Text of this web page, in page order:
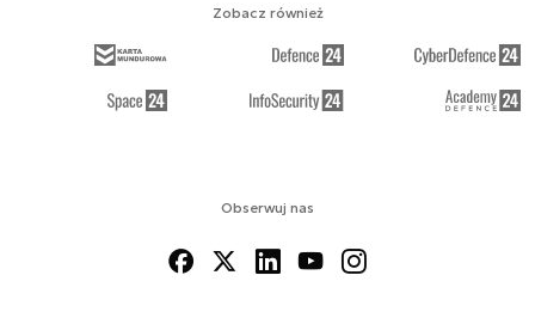
Obserwuj nas
Zobacz również